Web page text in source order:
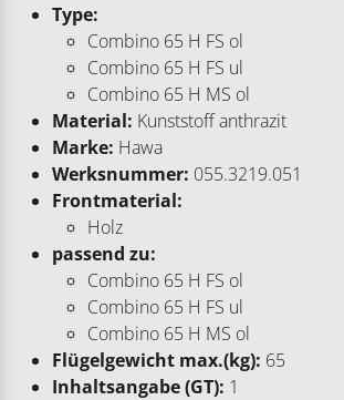
Type:
Combino 65 H FS ol
Combino 65 H FS ul
Combino 65 H MS ol
Material: Kunststoff anthrazit
Marke: Hawa
Werksnummer: 055.3219.051
Frontmaterial:
Holz
passend zu:
Combino 65 H FS ol
Combino 65 H FS ul
Combino 65 H MS ol
Flügelgewicht max.(kg): 65
Inhaltsangabe (GT): 1